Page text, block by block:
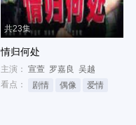
共23集
情归何处
主演： 宣萱 罗嘉良 吴越
看点：
剧情 偶像 爱情